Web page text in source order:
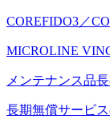
COREFIDO3／
MICROLINE
メンテナンス品
長期無償サービ